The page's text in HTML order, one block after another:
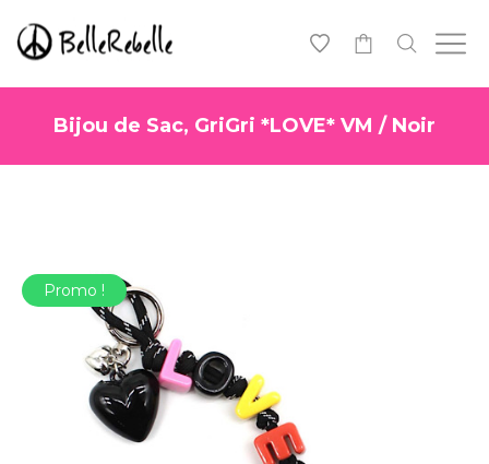
Bijou de Sac, GriGri *LOVE* VM / Noir
Promo !